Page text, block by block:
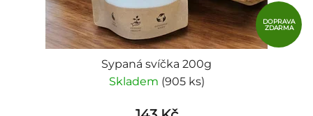
DOPRAVA
ZDARMA
Sypaná svíčka 200g
Skladem (905 ks)